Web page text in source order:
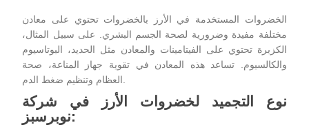
الخضروات المستخدمة في الأرز بالخضروات تحتوي على معادن
مختلفة مفيدة وضرورية لصحة الجسم البشري. على سبيل المثال،
الكزبرة تحتوي على الفيتامينات والمعادن مثل الحديد، البوتاسيوم
والكالسيوم. تساعد هذه المعادن في تقوية جهاز المناعة، صحة
نوع التجميد لخضروات الأرز في شركة
نوبرسبز: